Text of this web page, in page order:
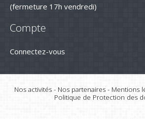
(fermeture 17h vendredi)
Compte
Connectez-vous
Nos activités- Nos partenaires- Mentions
Politique de Protection des